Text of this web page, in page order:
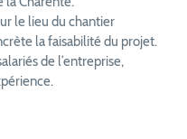
le lieu du chantier
la faisabilité du projet.
de l’entreprise,